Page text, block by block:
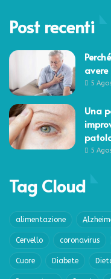
Post recenti
5
Una
5
Tag Cloud
alimentazione
Cervello coronavirus
Cuore Diabete